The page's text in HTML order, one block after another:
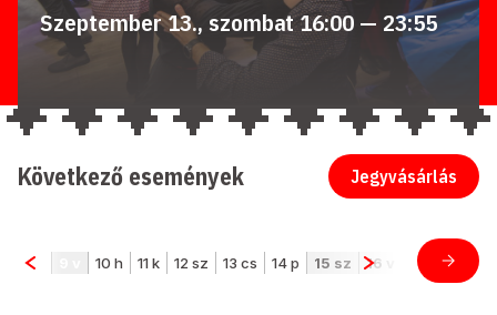
Szeptember 13., szombat 16:00 — 23:55
Jegyvásárlás
Következő események